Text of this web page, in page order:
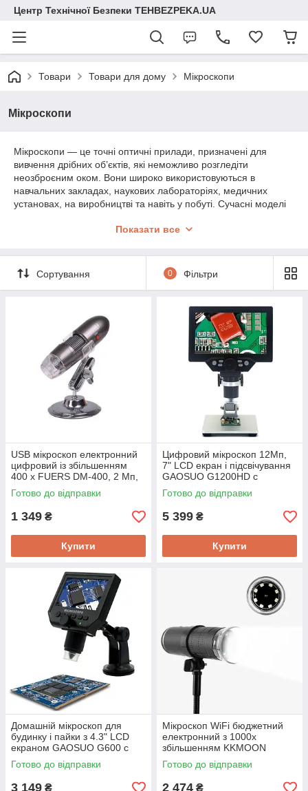
Центр Технічної Безпеки TEHBEZPEKA.UA
Товари Товари для дому Мікроскопи
Мікроскопи
Мікроскопи — це точні оптичні прилади, призначені для
вивчення дрібних об’єктів, які неможливо розгледіти
неозброєним оком. Вони широко використовуються в
навчальних закладах, наукових лабораторіях, медичних
установах, на виробництві та навіть у побуті. Сучасні моделі
виведенням зображення на екран.
професійного використання.
Показати все
Сортування 0 Фільтри
USB мікроскоп електронний
цифровий із збільшенням
400 x FUERS DM-400, 2 Мп,
8 LED підсвічування
Готово до відправки
1 349 ₴
Купити
Цифровий мікроскоп 12Мп,
7" LCD екран і підсвічування
GAOSUO G1200HD c
збільшенням до 1200X, запис
на microSD
Готово до відправки
5 399 ₴
Купити
Домашній мікроскоп для
будинку і пайки з 4.3" LCD
екраном GAOSUO G600 c
збільшенням 600X,
акумулятор, 3.6 Мп
Готово до відправки
3 149 ₴
Мікроскоп WiFi бюджетний
електронний з 1000х
збільшенням KKMOON
BD1000, з записом фото/
відео на смартфон
Готово до відправки
2 474 ₴